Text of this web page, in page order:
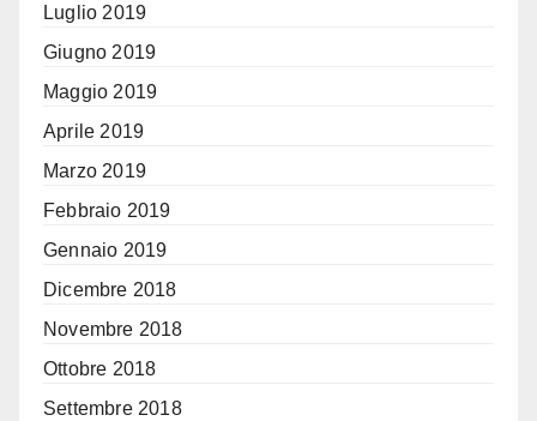
Luglio 2019
Giugno 2019
Maggio 2019
Aprile 2019
Marzo 2019
Febbraio 2019
Gennaio 2019
Dicembre 2018
Novembre 2018
Ottobre 2018
Settembre 2018